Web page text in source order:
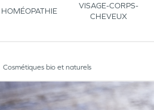
HOMÉOPATHIE
VISAGE-CORPS-
CHEVEUX
Cosmétiques bio et naturels